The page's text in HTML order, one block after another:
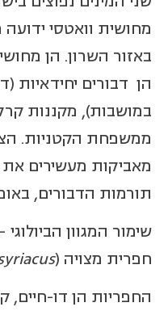
מחושית וואטסי
באזור השרון. הן
הן דבורים יחידאיות
במושבות), מקננות
ממשפחת הקטניות.
מאביקות מעשירים
תורמות הדבורים,
שימור המגוון
חפרית מצויה (
החפריות הן דו-